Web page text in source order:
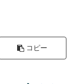
コピー